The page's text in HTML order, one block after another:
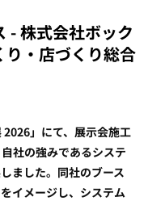
- 株式会社ボック
・店づくり総合
」にて、展示会施工
社の強みであるシステ
ました。同社のブース
イメージし、システム